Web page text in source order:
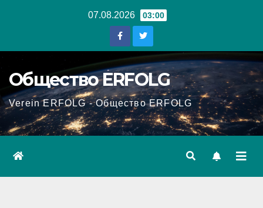
07.08.2026 03:00
Общество ERFOLG
Verein ERFOLG - Общество ERFOLG